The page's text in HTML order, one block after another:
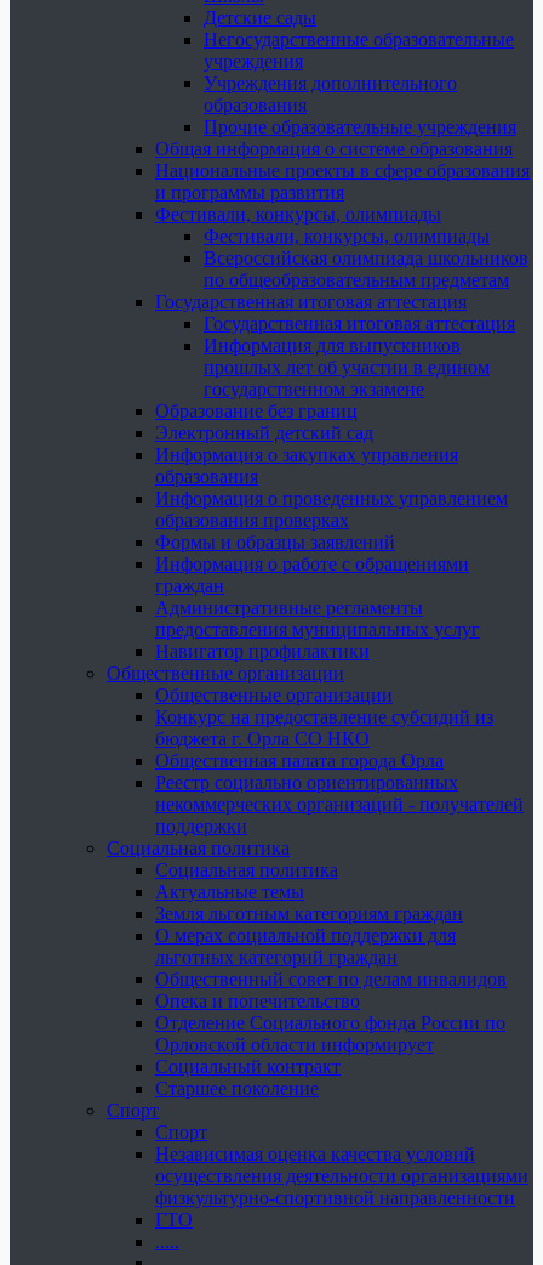
Детские сады
Негосударственные образовательные
учреждения
Учреждения дополнительного
образования
Прочие образовательные учреждения
Общая информация о системе образования
Национальные проекты в сфере образования
и программы развития
Фестивали, конкурсы, олимпиады
Фестивали, конкурсы, олимпиады
Всероссийская олимпиада школьников
по общеобразовательным предметам
Государственная итоговая аттестация
Государственная итоговая аттестация
Информация для выпускников
прошлых лет об участии в едином
государственном экзамене
Образование без границ
Электронный детский сад
Информация о закупках управления
образования
Информация о проведенных управлением
образования проверках
Формы и образцы заявлений
Информация о работе с обращениями
граждан
Административные регламенты
предоставления муниципальных услуг
Навигатор профилактики
Общественные организации
Общественные организации
Конкурс на предоставление субсидий из
бюджета г. Орла СО НКО
Общественная палата города Орла
Реестр социально ориентированных
некоммерческих организаций - получателей
поддержки
Социальная политика
Социальная политика
Актуальные темы
Земля льготным категориям граждан
О мерах социальной поддержки для
льготных категорий граждан
Общественный совет по делам инвалидов
Опека и попечительство
Отделение Социального фонда России по
Орловской области информирует
Социальный контракт
Старшее поколение
Спорт
Спорт
Независимая оценка качества условий
осуществления деятельности организациями
физкультурно-спортивной направленности
ГТО
.....